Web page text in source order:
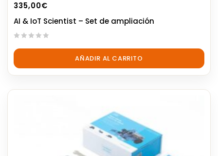
335,00€
AI & IoT Scientist – Set de ampliación
out
5
AÑADIR AL CARRITO